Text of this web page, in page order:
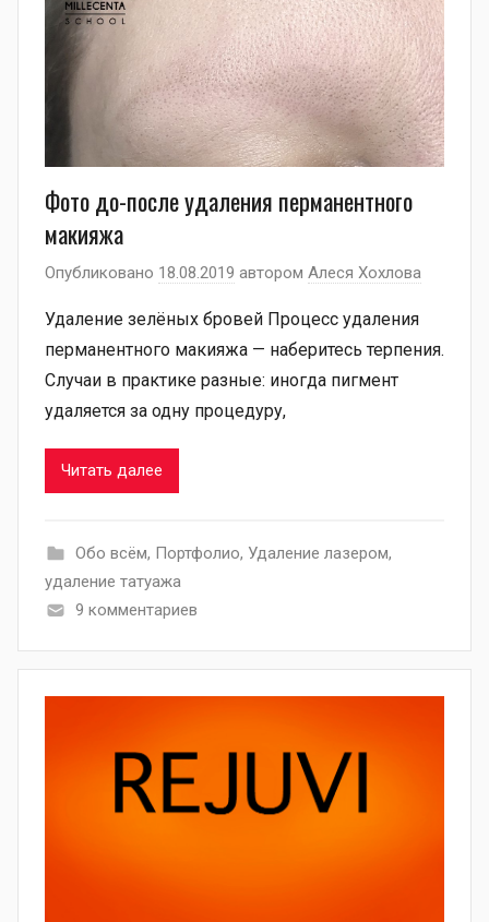
Фото до-после удаления перманентного
макияжа
Опубликовано 18.08.2019 автором Алеся Хохлова
Удаление зелёных бровей Процесс удаления
перманентного макияжа — наберитесь терпения.
Случаи в практике разные: иногда пигмент
удаляется за одну процедуру,
Читать далее
Обо всём, Портфолио, Удаление лазером,
удаление татуажа
9 комментариев